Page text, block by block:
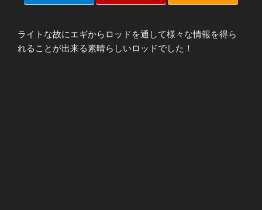
ライトな故にエギからロッドを通して様々な情報を得ら
れることが出来る素晴らしいロッドでした！